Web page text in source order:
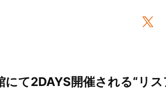
にて2DAYS開催される“リ